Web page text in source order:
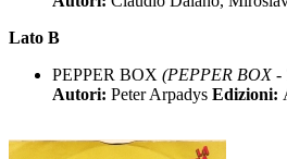
Lato B
PEPPER BOX (PEPPER BOX -
Autori: Peter Arpadys Edizioni: